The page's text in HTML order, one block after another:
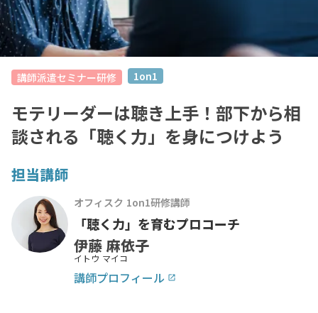
講師派遣セミナー研修 1on1
モテリーダーは聴き上手！部下から相
談される「聴く力」を身につけよう
担当講師
オフィスク 1on1研修講師
「聴く力」を育むプロコーチ
伊藤 麻依子
イトウ マイコ
講師プロフィール launch